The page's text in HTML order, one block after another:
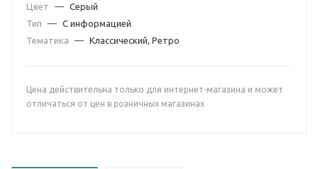
Цвет
— Серый
Тип
— С информацией
Тематика
— Классический, Ретро
Цена действительна только для интернет-магазина и может
отличаться от цен в розничных магазинах